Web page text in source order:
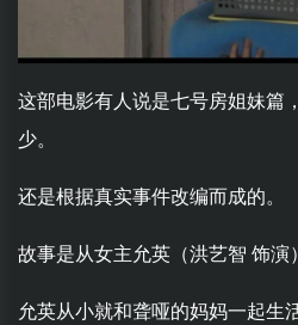
这部电影有人说是七号房姐妹篇
少。
还是根据真实事件改编而成的。
故事是从女主允英（洪艺智 饰演
允英从小就和聋哑的妈妈一起生